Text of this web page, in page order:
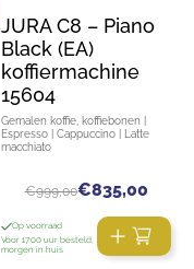
JURA C8 – Piano
Black (EA)
koffiermachine
15604
Gemalen koffie, koffiebonen |
Espresso | Cappuccino | Latte
macchiato
€999,00€835,00
Op voorraad
Voor 17:00 uur besteld,
morgen in huis